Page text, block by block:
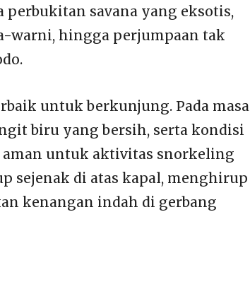
savana yang eksotis,
warni, hingga perjumpaan tak
untuk berkunjung. Pada masa
biru yang bersih, serta kondisi
aman untuk aktivitas snorkeling
sejenak di atas kapal, menghirup
kenangan indah di gerbang